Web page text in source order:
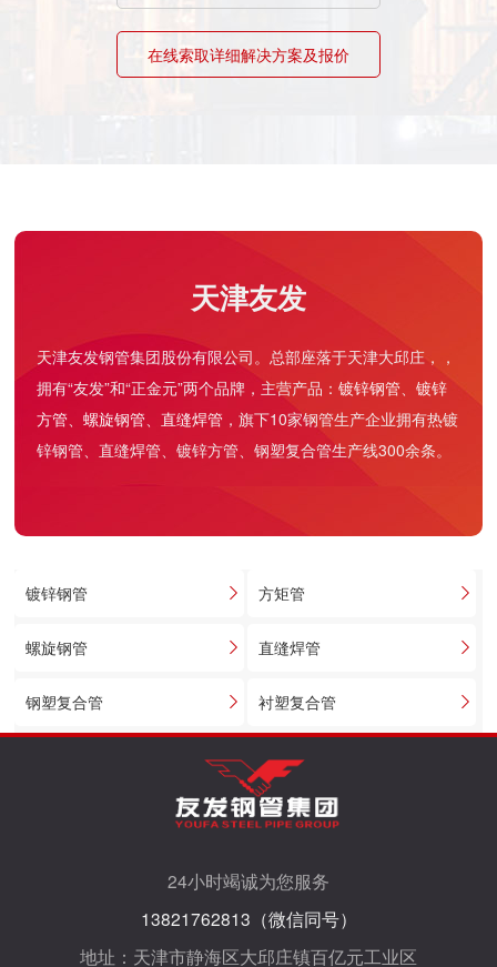
在线索取详细解决方案及报价
天津友发
天津友发钢管集团股份有限公司。总部座落于天津大邱庄，，
拥有“友发”和“正金元”两个品牌，主营产品：镀锌钢管 、镀锌
方管 、螺旋钢管 、直缝焊管 ，旗下10家钢管生产企业拥有热镀
锌钢管、直缝焊管、镀锌方管、钢塑复合管生产线300余条。
镀锌钢管 方矩管
螺旋钢管 直缝焊管
钢塑复合管 衬塑复合管
24小时竭诚为您服务
13821762813（微信同号）
地址：天津市静海区大邱庄镇百亿元工业区